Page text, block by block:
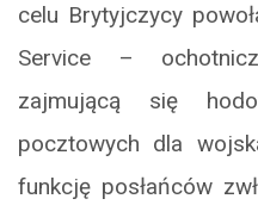
celu Brytyjczycy
Service –
zajmującą się
pocztowych dla
funkcję posłańców